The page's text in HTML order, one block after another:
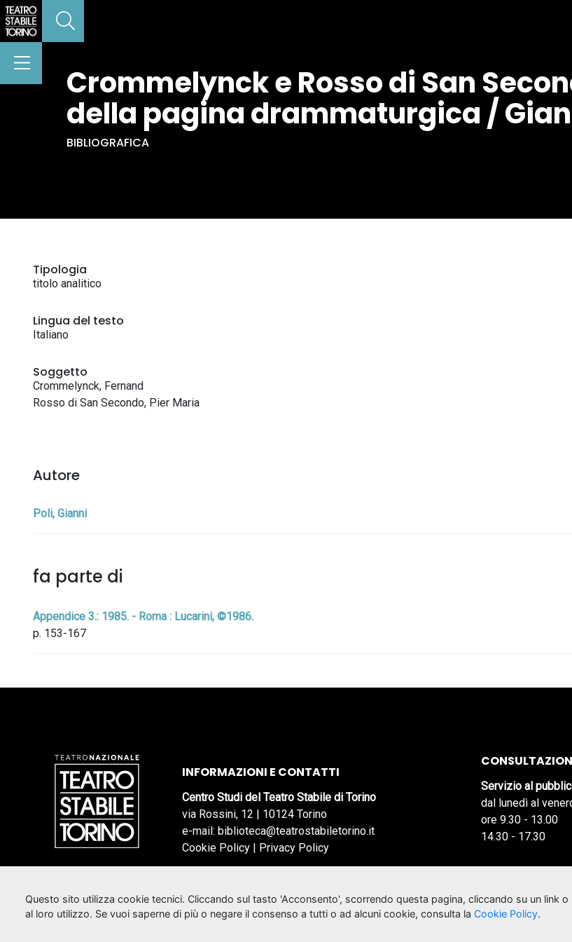
Crommelynck e Rosso di San
della pagina drammaturgica /
BIBLIOGRAFICA
Tipologia
titolo analitico
Lingua del testo
Italiano
Soggetto
Crommelynck, Fernand
Rosso di San Secondo, Pier Maria
Autore
Poli, Gianni
fa parte di
Appendice 3.: 1985. - Roma : Lucarini, ©1986.
p. 153-167
INFORMAZIONI E CONTATTI
Centro Studi del Teatro Stabile di Torino
via Rossini, 12 | 10124 Torino
e-mail: biblioteca@teatrostabiletorino.it
Cookie Policy | Privacy Policy
Servizio al
dal lunedì al
ore 9.30 - 13.00
14.30 - 17.30
Questo sito utilizza cookie tecnici. Cliccando sul tasto 'Acconsento', scorrendo questa pagina, cliccando su un link
al loro utilizzo. Se vuoi saperne di più o negare il consenso a tutti o ad alcuni cookie, consulta la Cookie Policy.